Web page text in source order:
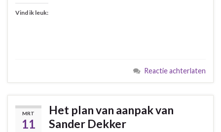
Vind ik leuk:
Reactie achterlaten
MRT
11
Het plan van aanpak van
Sander Dekker